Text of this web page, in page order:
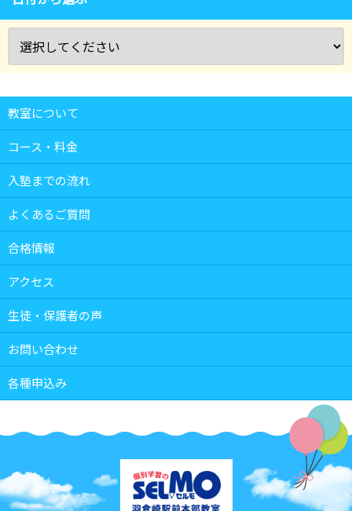
教室について
コース・料金
入塾までの流れ
よくあるご質問
合格情報
アクセス
生徒・保護者の声
お問い合わせ
各種申込み